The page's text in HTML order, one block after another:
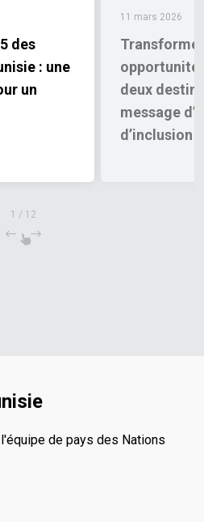
des
: une
un
11 mars 2026
deux
message
d’inclusion
1 / 12
de pays des Nations